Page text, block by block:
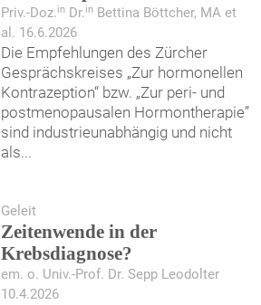
Priv.-Doz.inDr.inBettina Böttcher, MA et
al. 16.6.2026
Die Empfehlungen des Zürcher
Gesprächskreises „Zur hormonellen
Kontrazeption“ bzw. „Zur peri- und
postmenopausalen Hormontherapie”
sind industrieunabhängig und nicht
als...
Geleit
Zeitenwende in der
Krebsdiagnose?
em. o. Univ.-Prof. Dr. Sepp Leodolter
10.4.2026